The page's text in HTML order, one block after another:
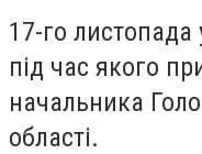
17-го листопада
під час якого
начальника
області.